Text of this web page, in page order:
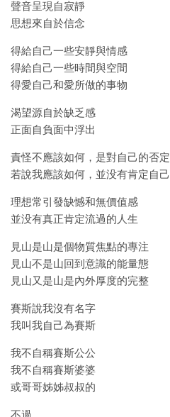
聲音呈現自寂靜
思想來自於信念
得給自己一些安靜與情感
得給自己一些時間與空間
得愛自己和愛所做的事物
渴望源自於缺乏感
正面自負面中浮出
責怪不應該如何，是對自己的否定
若說我應該如何，並没有肯定自己
理想常引發缺憾和無價值感
並没有真正肯定流過的人生
見山是山是個物質焦點的專注
見山不是山回到意識的能量態
見山又是山是內外厚度的完整
賽斯說我沒有名字
我叫我自己為賽斯
我不自稱賽斯公公
我不自稱賽斯婆婆
或哥哥姊姊叔叔的